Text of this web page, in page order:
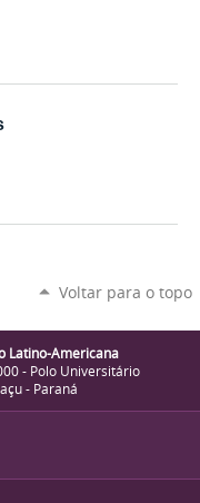
Voltar para o topo
Latino-Americana
- Polo Universitário
- Paraná